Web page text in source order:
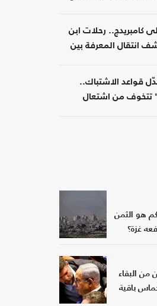
كامبريدج.. رحلات ابن
انتقال المعرفة بين
قواعد الاشتباك..
تتخوف من اشتعال
هو الثمن
غزة؟
من البقاء
باقية